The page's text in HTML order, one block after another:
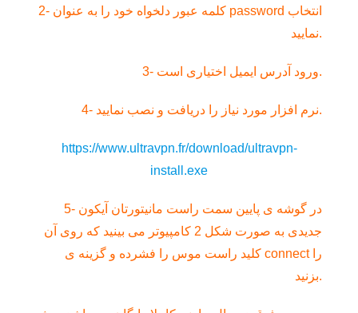
2- کلمه عبور دلخواه خود را به عنوان password انتخاب
نمایید.
3- ورود آدرس ایمیل اختیاری است.
4- نرم افزار مورد نیاز را دریافت و نصب نمایید.
https://www.ultravpn.fr/download/ultravpn-
install.exe
5- در گوشه ی پایین سمت راست مانیتورتان آیکون
جدیدی به صورت شکل 2 کامپیوتر می بینید که روی آن
کلید راست موس را فشرده و گزینه ی connect را
بزنید.